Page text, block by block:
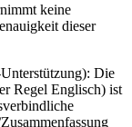
keine
dieser
Die
Regel Englisch) ist